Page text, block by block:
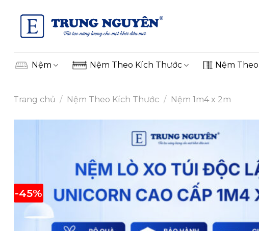
content
Nệm Nệm Theo Kích Thước Nệm
Trang chủ / Nệm Theo Kích Thước / Nệm 1m4 x 2m
-45%